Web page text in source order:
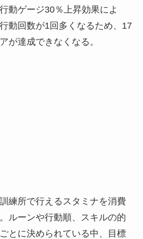
動ゲージ30％上昇効果によ
動回数が1回多くなるため、17
が達成できなくなる。
練所で行えるスタミナを消費
ルーンや行動順、スキルの的
とに決められている中、目標